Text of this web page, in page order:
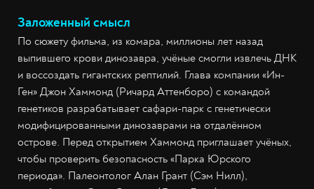
Заложенный смысл
По сюжету фильма, из комара, миллионы лет назад
выпившего крови динозавра, учёные смогли извлечь ДНК
и воссоздать гигантских рептилий. Глава компании «Ин-
Ген» Джон Хаммонд (Ричард Аттенборо) с командой
генетиков разрабатывает сафари-парк с генетически
модифицированными динозаврами на отдалённом
острове. Перед открытием Хаммонд приглашает учёных,
чтобы проверить безопасность «Парка Юрского
периода». Палеонтолог Алан Грант (Сэм Нилл),